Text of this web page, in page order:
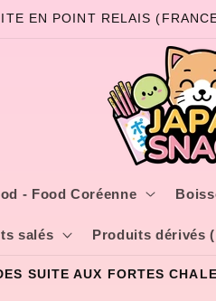
EN POINT RELAIS
- Food Coréenne
salés Produits dérivés
LIVRAISON RAPIDE